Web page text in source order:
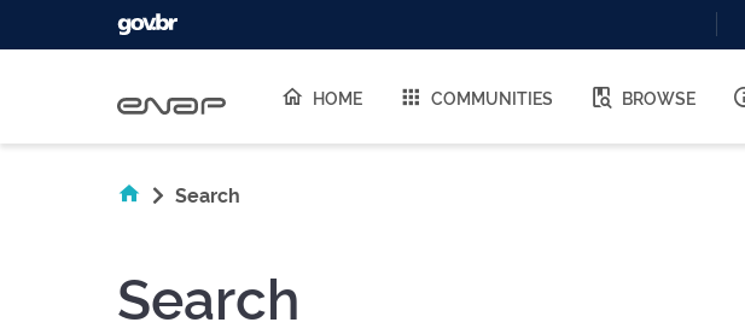
HOME COMMUNITIES BROWSE
Search
Search